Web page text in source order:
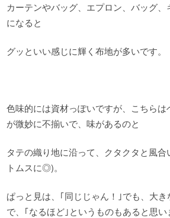
カーテンやバッグ、エプロン、バッグ
になると
グッといい感じに輝く布地が多いです。
色味的には資材っぽいですが、こちら
が微妙に不揃いで、味があるのと
タテの織り地に沿って、クタクタと風
トムスに◎)。
ぱっと見は、｢同じじゃん！｣でも、大
で、｢なるほど｣というものもあると思い